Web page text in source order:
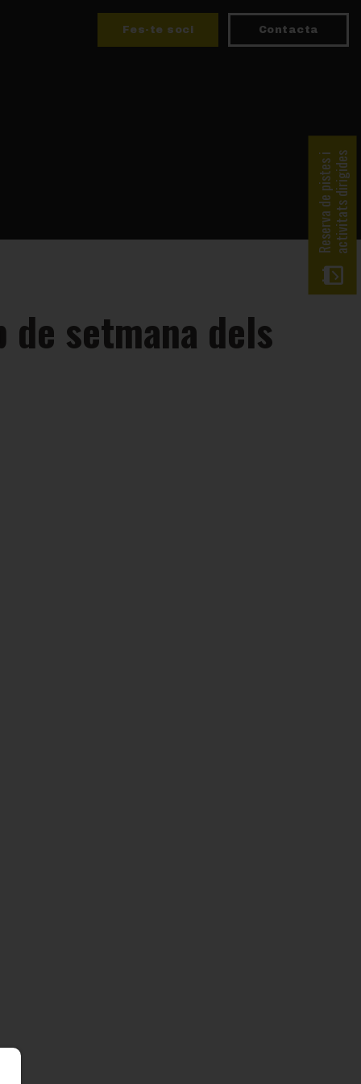
Reserva de pistes iactivitats dirigides
Fes-te soci Contacta
setmana dels